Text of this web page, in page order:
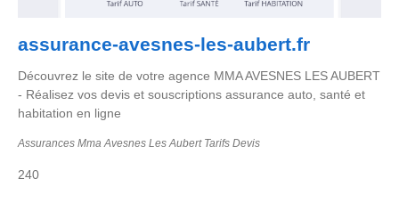
assurance-avesnes-les-aubert.fr
Découvrez le site de votre agence MMA AVESNES LES AUBERT
- Réalisez vos devis et souscriptions assurance auto, santé et
habitation en ligne
Assurances Mma Avesnes Les Aubert Tarifs Devis
240